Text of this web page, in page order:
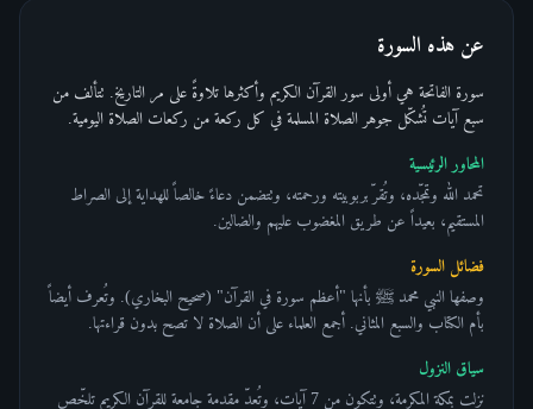
عن هذه السورة
سورة الفاتحة هي أولى سور القرآن الكريم وأكثرها تلاوةً على مر التاريخ. تتألف من
سبع آيات تُشكّل جوهر الصلاة المسلمة في كل ركعة من ركعات الصلاة اليومية.
المحاور الرئيسية
تحمد الله وتمجّده، وتُقرّ بربوبيته ورحمته، وتتضمن دعاءً خالصاً للهداية إلى الصراط
المستقيم، بعيداً عن طريق المغضوب عليهم والضالين.
فضائل السورة
وصفها النبي محمد ﷺ بأنها "أعظم سورة في القرآن" (صحيح البخاري). وتُعرف أيضاً
بأم الكتاب والسبع المثاني. أجمع العلماء على أن الصلاة لا تصح بدون قراءتها.
سياق النزول
نزلت بمكة المكرمة، وتتكون من 7 آيات، وتُعدّ مقدمة جامعة للقرآن الكريم تلخّص